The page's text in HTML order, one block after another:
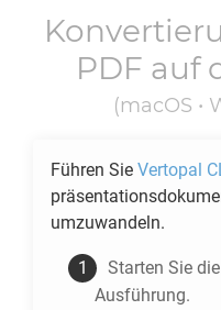
PDF auf
(macOS •
Führen Sie Vertopal
umzuwandeln.
Starten Sie
Ausführung.